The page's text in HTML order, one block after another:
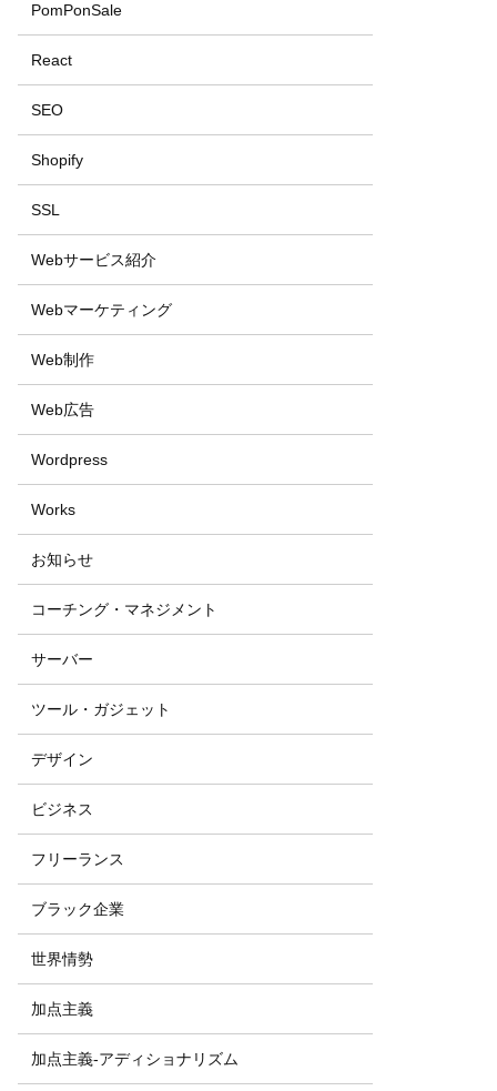
PomPonSale
React
SEO
Shopify
SSL
Webサービス紹介
Webマーケティング
Web制作
Web広告
Wordpress
Works
お知らせ
コーチング・マネジメント
サーバー
ツール・ガジェット
デザイン
ビジネス
フリーランス
ブラック企業
世界情勢
加点主義
加点主義-アディショナリズム